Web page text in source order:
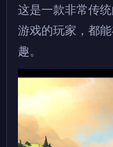
这是一款非常传
游戏的玩家，都
趣。